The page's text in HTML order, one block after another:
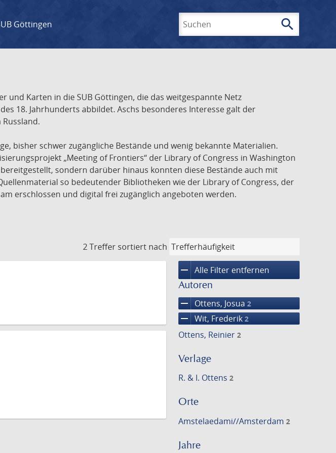
Göttingen search
und Karten in die SUB Göttingen, die das weitgespannte Netz
18. Jahrhunderts abbildet. Aschs besonderes Interesse galt der
bisher schwer zugängliche Bestände und wenig bekannte Materialien.
„Meeting of Frontiers“ der Library of Congress in Washington
sondern darüber hinaus konnten diese Bestände auch mit
so bedeutender Bibliotheken wie der Library of Congress, der
erschlossen und digital frei zugänglich angeboten werden.
2 Treffer sortiert nach
remove Alle Filter entfernen
Autoren
remove Ottens, Josua 2
remove Wit, Frederik 2
Ottens, Reinier 2
Verlage
R. & I. Ottens 2
Orte
Amstelaedami//Amsterdam 2
Jahre